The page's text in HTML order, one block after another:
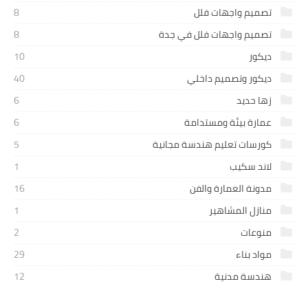
تصميم واجهات فلل
8
تصميم واجهات فلل في جدة
8
ديكور
10
ديكور وتصميم داخلي
40
زها حديد
6
عمارة بيئة ومستدامة
6
كورسات تعليم هندسة مجانية
5
لاند سكيب
1
مدونة العمارة والفن
16
منازل المشاهير
1
منوعات
2
مواد بناء
29
هندسة مدنية
12